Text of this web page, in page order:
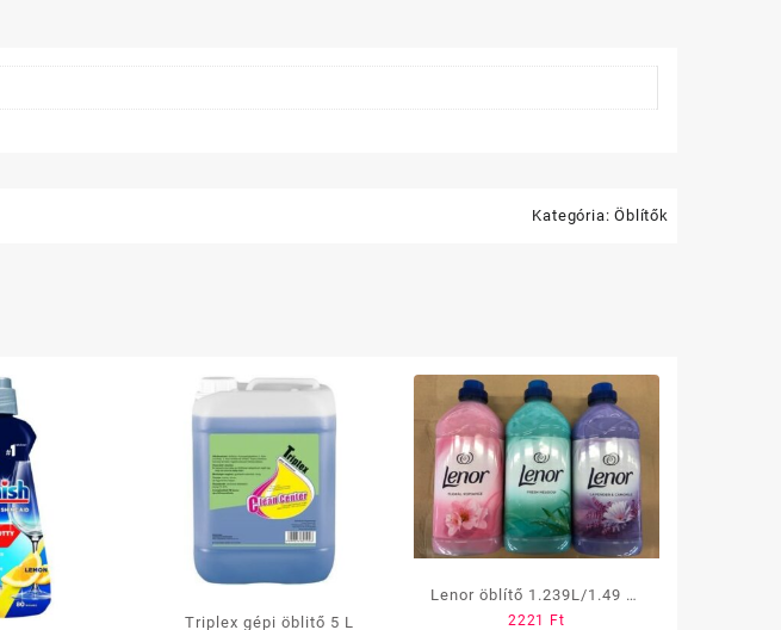
Kategória:Öblítők
Triplex gépi öblitő 5 L
Lenor öblítő 1.239L/1.49 L/
1,8 L
2221 Ft